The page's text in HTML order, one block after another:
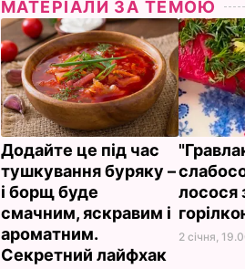
МАТЕРІАЛИ ЗА ТЕМОЮ
Додайте це під час
тушкування буряку –
і борщ буде
смачним, яскравим і
ароматним.
Секретний лайфхак
лосося
2 січня,